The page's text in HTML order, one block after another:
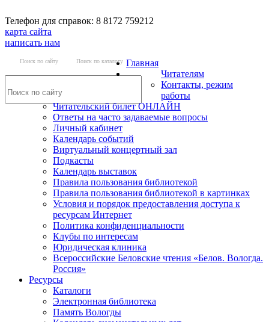
Телефон для справок: 8 8172 759212
карта сайта
написать нам
Поиск по сайту Поиск по каталогу Главная
Читателям
Контакты, режим
работы
Читательский билет ОНЛАЙН
Ответы на часто задаваемые вопросы
Личный кабинет
Календарь событий
Виртуальный концертный зал
Подкасты
Календарь выставок
Правила пользования библиотекой
Правила пользования библиотекой в картинках
Условия и порядок предоставления доступа к
ресурсам Интернет
Политика конфиденциальности
Клубы по интересам
Юридическая клиника
Всероссийские Беловские чтения «Белов. Вологда.
Россия»
Ресурсы
Каталоги
Электронная библиотека
Память Вологды